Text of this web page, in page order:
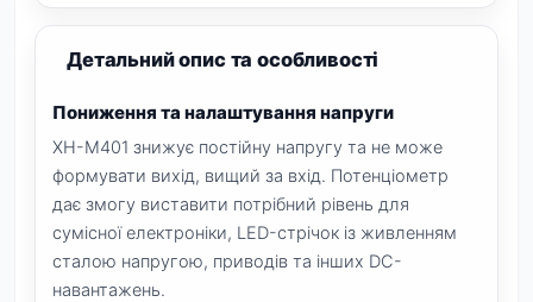
Детальний опис та особливості
Пониження та налаштування напруги
XH-M401 знижує постійну напругу та не може
формувати вихід, вищий за вхід. Потенціометр
дає змогу виставити потрібний рівень для
сумісної електроніки, LED-стрічок із живленням
сталою напругою, приводів та інших DC-
навантажень.